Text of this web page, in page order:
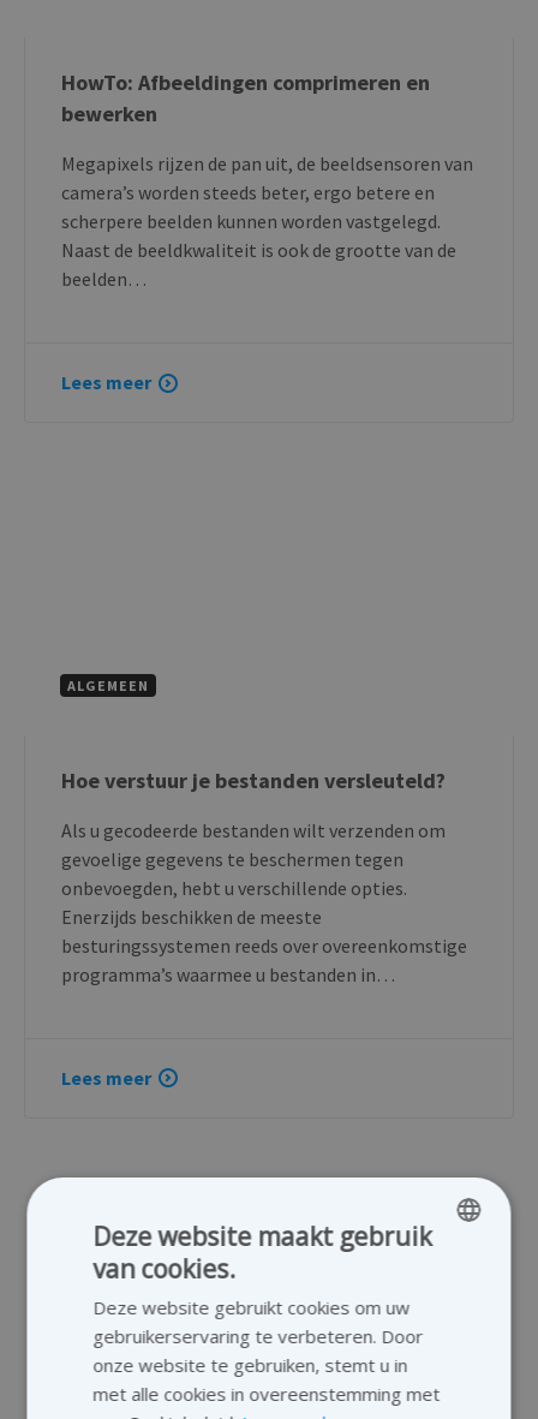
HowTo: Afbeeldingen comprimeren en
bewerken
Megapixels rijzen de pan uit, de beeldsensoren van
camera’s worden steeds beter, ergo betere en
scherpere beelden kunnen worden vastgelegd.
Naast de beeldkwaliteit is ook de grootte van de
beelden…
Lees meer
ALGEMEEN
Hoe verstuur je bestanden versleuteld?
Als u gecodeerde bestanden wilt verzenden om
gevoelige gegevens te beschermen tegen
onbevoegden, hebt u verschillende opties.
Enerzijds beschikken de meeste
besturingssystemen reeds over overeenkomstige
programma’s waarmee u bestanden in…
Lees meer
GERMAN
FRENCH
Deze website maakt gebruik
van cookies.
Deze website gebruikt cookies om uw
gebruikerservaring te verbeteren. Door
onze website te gebruiken, stemt u in
met alle cookies in overeenstemming met